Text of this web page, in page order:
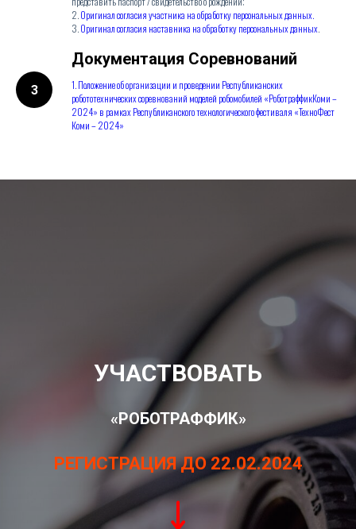
2.Оригинал согласия участника на обработку персональных данных.
3.Оригинал согласия наставника на обработку персональных данных.
Документация Соревнований
1. Положение об организации и проведении Республиканских
робототехнических соревнований моделей робомобилей «РоботраффикКоми –
2024» в рамках Республиканского технологического фестиваля «ТехноФест
Коми – 2024»
УЧАСТВОВАТЬ
«РОБОТРАФФИК»
РЕГИСТРАЦИЯ ДО 22.02.2024